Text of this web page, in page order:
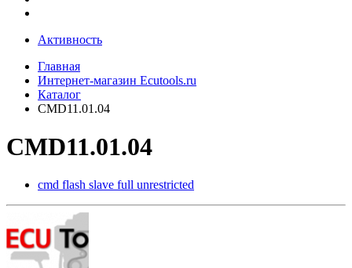
Активность
Главная
Интернет-магазин Ecutools.ru
Каталог
CMD11.01.04
CMD11.01.04
cmd flash slave full unrestricted